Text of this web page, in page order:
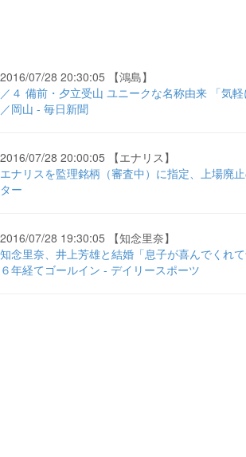
2016/07/28 20:30:05 【鴻島】
／４ 備前・夕立受山 ユニークな名称由来 「気軽
／岡山 - 毎日新聞
2016/07/28 20:00:05 【エナリス】
エナリスを監理銘柄（審査中）に指定、上場廃
ター
2016/07/28 19:30:05 【知念里奈】
知念里奈、井上芳雄と結婚「息子が喜んでくれ
６年経てゴールイン - デイリースポーツ